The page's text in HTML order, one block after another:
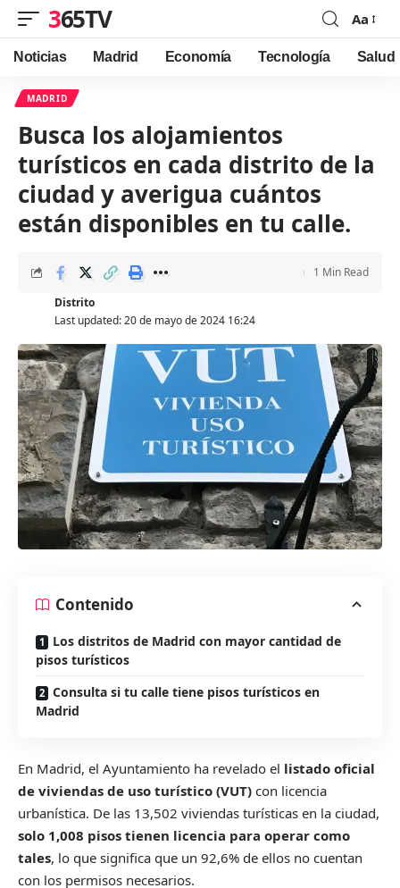
365TV
Font
Resizer
Aa
Noticias Madrid Economía Tecnología Salud
MADRID
Busca los alojamientos
turísticos en cada distrito de la
ciudad y averigua cuántos
están disponibles en tu calle.
Last updated: 20 de mayo de 2024 16:24
Distrito
1 Min Read
Contenido
Los distritos de Madrid con mayor cantidad de
pisos turísticos
Consulta si tu calle tiene pisos turísticos en
Madrid
En Madrid, el Ayuntamiento ha revelado el listado oficial
de viviendas de uso turístico (VUT) con licencia
urbanística. De las 13,502 viviendas turísticas en la ciudad,
solo 1,008 pisos tienen licencia para operar como
tales, lo que significa que un 92,6% de ellos no cuentan
con los permisos necesarios.